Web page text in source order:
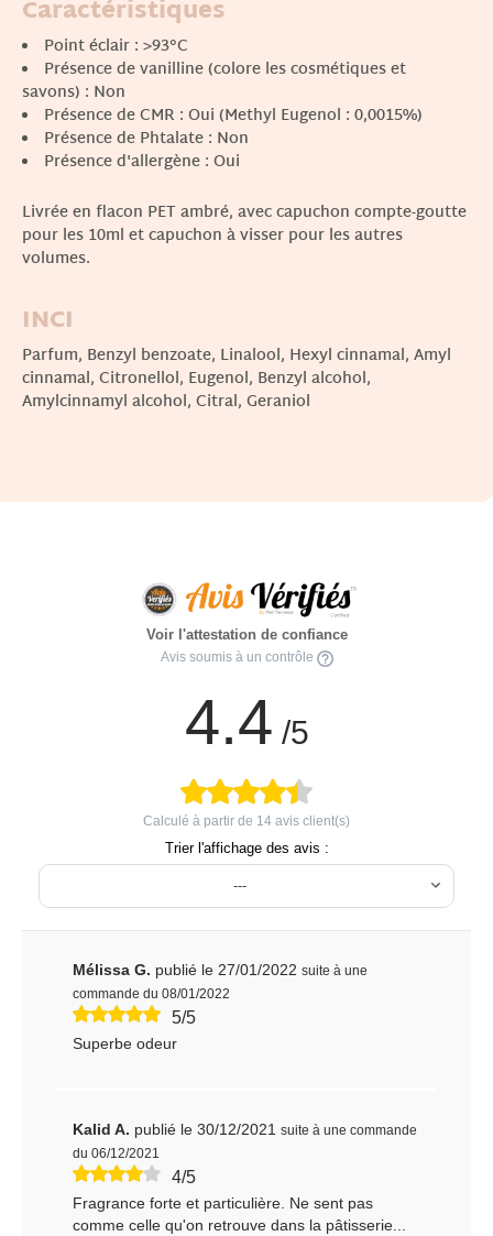
Caractéristiques
Point éclair : >93°C
Présence de vanilline (colore les cosmétiques et
savons) : Non
Présence de CMR : Oui (Methyl Eugenol : 0,0015%)
Présence de Phtalate : Non
Présence d'allergène : Oui
Livrée en flacon PET ambré, avec capuchon compte-goutte
pour les 10ml et capuchon à visser pour les autres
volumes.
INCI
Parfum, Benzyl benzoate, Linalool, Hexyl cinnamal, Amyl
cinnamal, Citronellol, Eugenol, Benzyl alcohol,
Amylcinnamyl alcohol, Citral, Geraniol
Voir l'attestation de confiance
Avis soumis à un contrôle
4.4 /5
Calculé à partir de 14 avis client(s)
Trier l'affichage des avis :
---
Mélissa G. publié le 27/01/2022 suite à une
commande du 08/01/2022
5/5
Superbe odeur
Kalid A. publié le 30/12/2021 suite à une commande
du 06/12/2021
4/5
Fragrance forte et particulière. Ne sent pas
comme celle qu'on retrouve dans la pâtisserie...